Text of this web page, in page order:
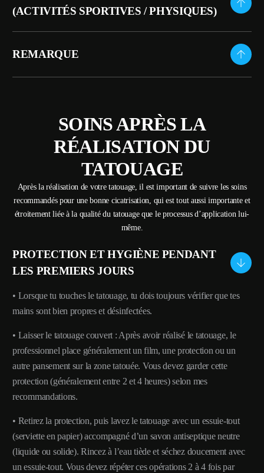
(ACTIVITÉS SPORTIVES / PHYSIQUES)
REMARQUE
SOINS APRÈS LA
RÉALISATION DU
TATOUAGE
Après la réalisation de votre tatouage, il est important de suivre les soins
recommandés pour une bonne cicatrisation, qui est tout aussi importante et
étroitement liée à la qualité du tatouage que le processus d’application lui-
même.
PROTECTION ET HYGIÈNE PENDANT
LES PREMIERS JOURS
• Lorsque tu touches le tatouage, tu dois toujours vérifier que tes
mains sont bien propres et désinfectées.
• Laisser le tatouage couvert : Après avoir réalisé le tatouage, le
professionnel place généralement un film, une protection ou un
autre pansement sur la zone tatouée. Vous devez garder cette
protection (généralement entre 2 et 4 heures) selon mes
recommandations.
• Retirez la protection, puis lavez le tatouage avec un essuie-tout
(serviette en papier) accompagné d’un savon antiseptique neutre
(liquide ou solide). Rincez à l’eau tiède et séchez doucement avec
un essuie-tout. Vous devez répéter ces opérations 2 à 4 fois par